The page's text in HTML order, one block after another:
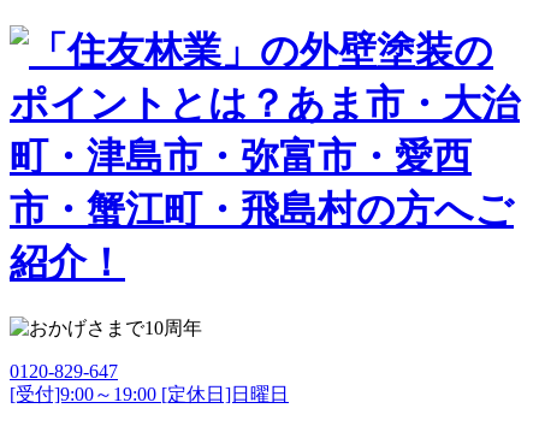
0120-829-647
[受付]9:00～19:00 [定休日]日曜日